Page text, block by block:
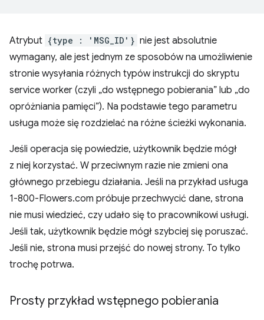
Atrybut {type : 'MSG_ID'} nie jest absolutnie
wymagany, ale jest jednym ze sposobów na umożliwienie
stronie wysyłania różnych typów instrukcji do skryptu
service worker (czyli „do wstępnego pobierania” lub „do
opróżniania pamięci”). Na podstawie tego parametru
usługa może się rozdzielać na różne ścieżki wykonania.
Jeśli operacja się powiedzie, użytkownik będzie mógł
z niej korzystać. W przeciwnym razie nie zmieni ona
głównego przebiegu działania. Jeśli na przykład usługa
1-800-Flowers.com próbuje przechwycić dane, strona
nie musi wiedzieć, czy udało się to pracownikowi usługi.
Jeśli tak, użytkownik będzie mógł szybciej się poruszać.
Jeśli nie, strona musi przejść do nowej strony. To tylko
trochę potrwa.
Prosty przykład wstępnego pobierania